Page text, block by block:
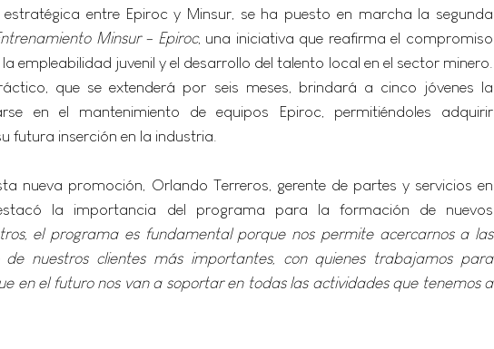
entre Epiroc y Minsur, se ha puesto en marcha la segunda
Minsur - Epiroc, una iniciativa que reafirma el compromiso
empleabilidad juvenil y el desarrollo del talento local en el sector minero.
que se extenderá por seis meses, brindará a cinco jóvenes la
en el mantenimiento de equipos Epiroc, permitiéndoles adquirir
futura inserción en la industria.
nueva promoción, Orlando Terreros, gerente de partes y servicios en
la importancia del programa para la formación de nuevos
el programa es fundamental porque nos permite acercarnos a las
de nuestros clientes más importantes, con quienes trabajamos para
en el futuro nos van a soportar en todas las actividades que tenemos a